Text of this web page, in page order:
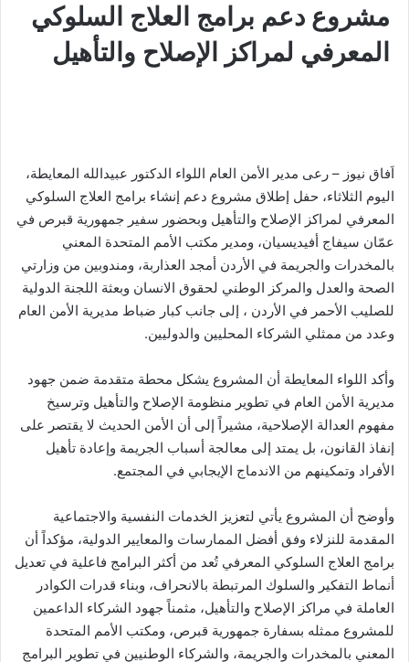
مشروع دعم برامج العلاج السلوكي
المعرفي لمراكز الإصلاح والتأهيل
اَفاق نيوز – رعى مدير الأمن العام اللواء الدكتور عبيدالله المعايطة،
اليوم الثلاثاء، حفل إطلاق مشروع دعم إنشاء برامج العلاج السلوكي
المعرفي لمراكز الإصلاح والتأهيل وبحضور سفير جمهورية قبرص في
عمّان سيفاج أفيديسيان، ومدير مكتب الأمم المتحدة المعني
بالمخدرات والجريمة في الأردن أمجد العذاربة، ومندوبين من وزارتي
الصحة والعدل والمركز الوطني لحقوق الانسان وبعثة اللجنة الدولية
للصليب الأحمر في الأردن ، إلى جانب كبار ضباط مديرية الأمن العام
وعدد من ممثلي الشركاء المحليين والدوليين.
وأكد اللواء المعايطة أن المشروع يشكل محطة متقدمة ضمن جهود
مديرية الأمن العام في تطوير منظومة الإصلاح والتأهيل وترسيخ
مفهوم العدالة الإصلاحية، مشيراً إلى أن الأمن الحديث لا يقتصر على
إنفاذ القانون، بل يمتد إلى معالجة أسباب الجريمة وإعادة تأهيل
الأفراد وتمكينهم من الاندماج الإيجابي في المجتمع.
وأوضح أن المشروع يأتي لتعزيز الخدمات النفسية والاجتماعية
المقدمة للنزلاء وفق أفضل الممارسات والمعايير الدولية، مؤكداً أن
برامج العلاج السلوكي المعرفي تُعد من أكثر البرامج فاعلية في تعديل
أنماط التفكير والسلوك المرتبطة بالانحراف، وبناء قدرات الكوادر
العاملة في مراكز الإصلاح والتأهيل، مثمناً جهود الشركاء الداعمين
للمشروع ممثله بسفارة جمهورية قبرص، ومكتب الأمم المتحدة
المعني بالمخدرات والجريمة، والشركاء الوطنيين في تطوير البرامج